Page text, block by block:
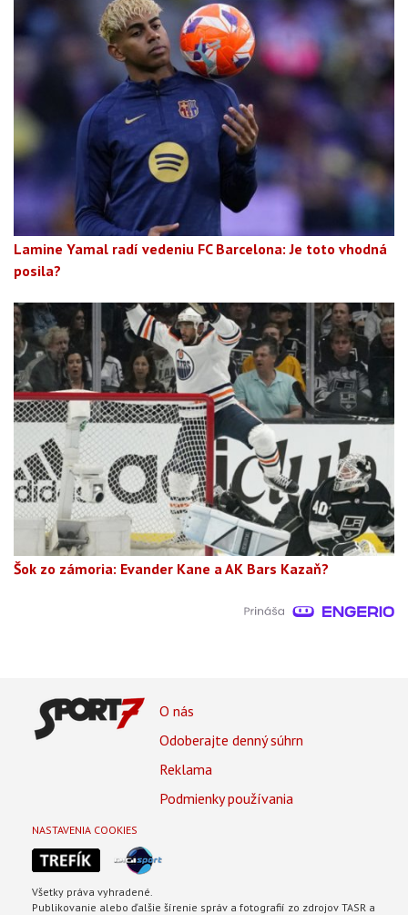
Lamine Yamal radí vedeniu FC Barcelona: Je toto vhodná
posila?
Šok zo zámoria: Evander Kane a AK Bars Kazaň?
Footer
Footer
O nás
Odoberajte denný súhrn
Reklama
Podmienky používania
NASTAVENIA COOKIES
Všetky práva vyhradené.
Publikovanie alebo ďalšie šírenie správ a fotografií zo zdrojov TASR a